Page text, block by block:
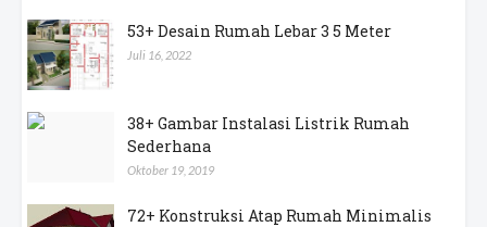
53+ Desain Rumah Lebar 3 5 Meter
Juli 16, 2022
38+ Gambar Instalasi Listrik Rumah
Sederhana
Oktober 19, 2019
72+ Konstruksi Atap Rumah Minimalis